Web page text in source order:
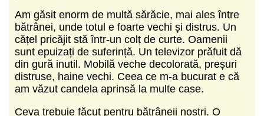
Am găsit enorm de multă sărăcie, mai ales între
bătrânei, unde totul e foarte vechi și distrus. Un
cățel pricăjit stă într-un colț de curte. Oamenii
sunt epuizați de suferință. Un televizor prăfuit dă
din gură inutil. Mobilă veche decolorată, preșuri
distruse, haine vechi. Ceea ce m-a bucurat e că
am văzut candela aprinsă la multe case.
Ceva trebuie făcut pentru bătrâneii noștri. O